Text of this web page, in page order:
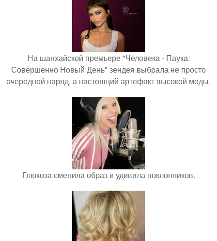
На шанхайской премьере "Человека - Паука:
Совершенно Новый День" зендея выбрала не просто
очередной наряд, а настоящий артефакт высокой моды.
Глюкоза сменила образ и удивила поклонников.